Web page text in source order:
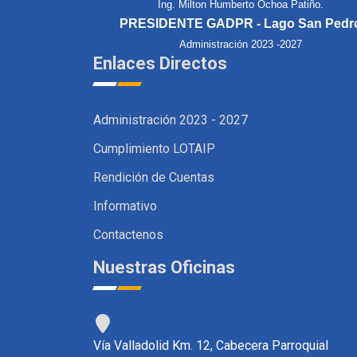
Ing. Milton Humberto Ochoa Patiño.
PRESIDENTE GADPR - Lago San
Administración 2023 -2027
Enlaces Directos
Administración 2023 - 2027
Cumplimiento LOTAIP
Rendición de Cuentas
Informativo
Contactenos
Nuestras Oficinas
Vía Valladolid Km. 12, Cabecera Parroquial